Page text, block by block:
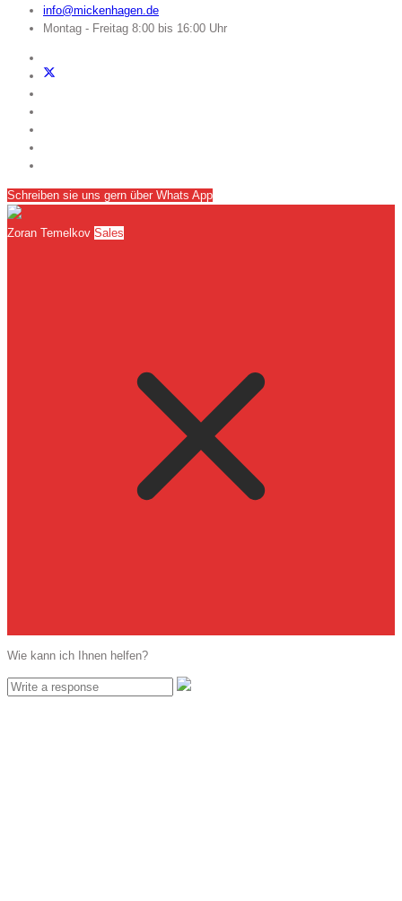
info@mickenhagen.de
Montag - Freitag 8:00 bis 16:00 Uhr
Schreiben sie uns gern über Whats App
Zoran Temelkov Sales
Wie kann ich Ihnen helfen?